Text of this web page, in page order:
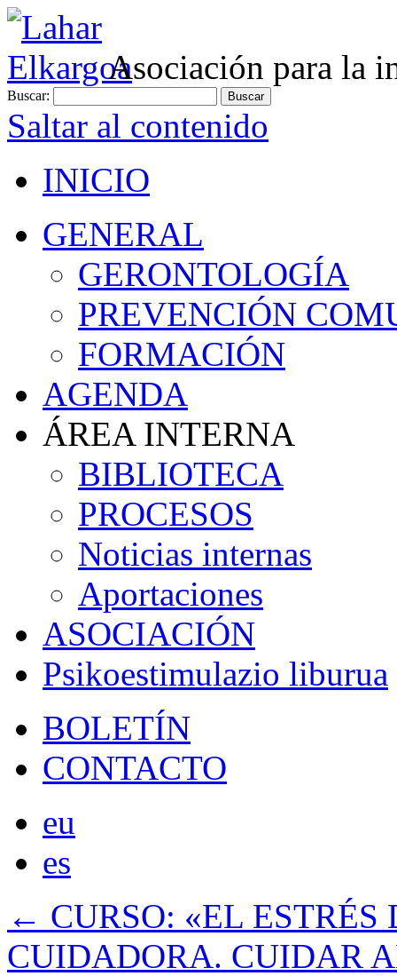
Asociación para la
Buscar:
Saltar al contenido
INICIO
GENERAL
GERONTOLOGÍA
PREVENCIÓN
FORMACIÓN
AGENDA
ÁREA INTERNA
BIBLIOTECA
PROCESOS
Noticias internas
Aportaciones
ASOCIACIÓN
Psikoestimulazio liburua
BOLETÍN
CONTACTO
eu
es
← CURSO: «EL ESTRÉS
CUIDADORA. CUIDAR